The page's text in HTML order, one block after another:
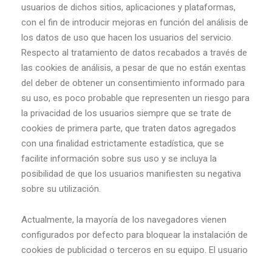
usuarios de dichos sitios, aplicaciones y plataformas,
con el fin de introducir mejoras en función del análisis de
los datos de uso que hacen los usuarios del servicio.
Respecto al tratamiento de datos recabados a través de
las cookies de análisis, a pesar de que no están exentas
del deber de obtener un consentimiento informado para
su uso, es poco probable que representen un riesgo para
la privacidad de los usuarios siempre que se trate de
cookies de primera parte, que traten datos agregados
con una finalidad estrictamente estadística, que se
facilite información sobre sus uso y se incluya la
posibilidad de que los usuarios manifiesten su negativa
sobre su utilización.
Actualmente, la mayoría de los navegadores vienen
configurados por defecto para bloquear la instalación de
cookies de publicidad o terceros en su equipo. El usuario